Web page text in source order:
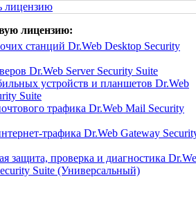
лицензию
лицензию:
станций Dr.Web Desktop Security
Dr.Web Server Security Suite
устройств и планшетов Dr.Web
Suite
трафика Dr.Web Mail Security
трафика Dr.Web Gateway
защита, проверка и диагностика
Suite (Универсальный)